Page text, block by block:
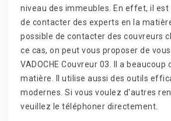
niveau des immeubles. En effet, il
de contacter des experts en la
possible de contacter des couvreurs
ce cas, on peut vous proposer de
VADOCHE Couvreur 03. Il a beaucoup
matière. Il utilise aussi des outils
modernes. Si vous voulez d'autres
veuillez le téléphoner directement.